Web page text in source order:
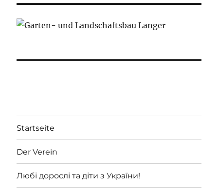
Startseite
Der Verein
Любі дорослі та діти з України!